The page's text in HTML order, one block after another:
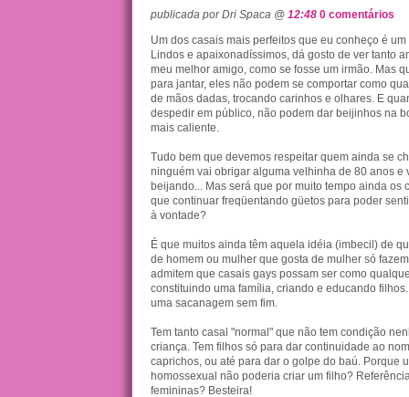
publicada por Dri Spaca @ 12:48 0 comentários
Um dos casais mais perfeitos que eu conheço é
Lindos e apaixonadíssimos, dá gosto de ver tanto
meu melhor amigo, como se fosse um irmão. Mas
para jantar, eles não podem se comportar como
de mãos dadas, trocando carinhos e olhares. E
despedir em público, não podem dar beijinhos na
mais caliente.
Tudo bem que devemos respeitar quem ainda se
ninguém vai obrigar alguma velhinha de 80 anos e
beijando... Mas será que por muito tempo ainda os
que continuar freqüentando güetos para poder
à vontade?
É que muitos ainda têm aquela idéia (imbecil) de
de homem ou mulher que gosta de mulher só
admitem que casais gays possam ser como
constituindo uma família, criando e educando
uma sacanagem sem fim.
Tem tanto casal "normal" que não tem condição
criança. Tem filhos só para dar continuidade ao
caprichos, ou até para dar o golpe do baú. Porque
homossexual não poderia criar um filho?
femininas? Besteira!